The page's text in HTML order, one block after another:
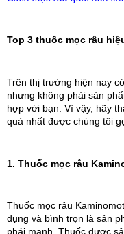
Top 3 thuốc mọc râu
Trên thị trường hiện nay
nhưng không phải sản
hợp với bạn. Vì vậy, hãy
quả nhất được chúng tôi
1. Thuốc mọc râu
Thuốc mọc râu
dụng và bình trọn là sản
phái mạnh. Thuốc được